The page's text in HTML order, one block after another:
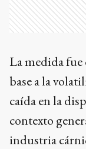
La medida fue
base a la
caída en la
contexto
industria